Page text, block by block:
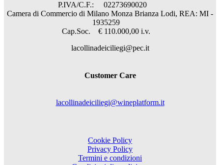
P.IVA/C.F.: 02273690020
Camera di Commercio di Milano Monza Brianza Lodi, REA: MI -
1935259
Cap.Soc. € 110.000,00 i.v.
lacollinadeiciliegi@pec.it
Customer Care
lacollinadeiciliegi@wineplatform.it
Cookie Policy
Privacy Policy
Termini e condizioni